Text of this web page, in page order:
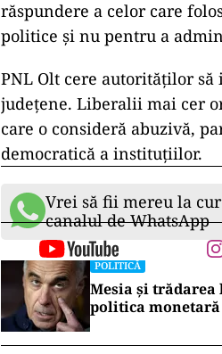
răspundere a celor care
politice și nu pentru a
PNL Olt cere autorităților
județene. Liberalii mai cer
care o consideră abuzivă,
democratică a instituțiilor.
Vrei să fii mereu la
canalul de WhatsApp
POLITICĂ
Mesia și
politica monetară